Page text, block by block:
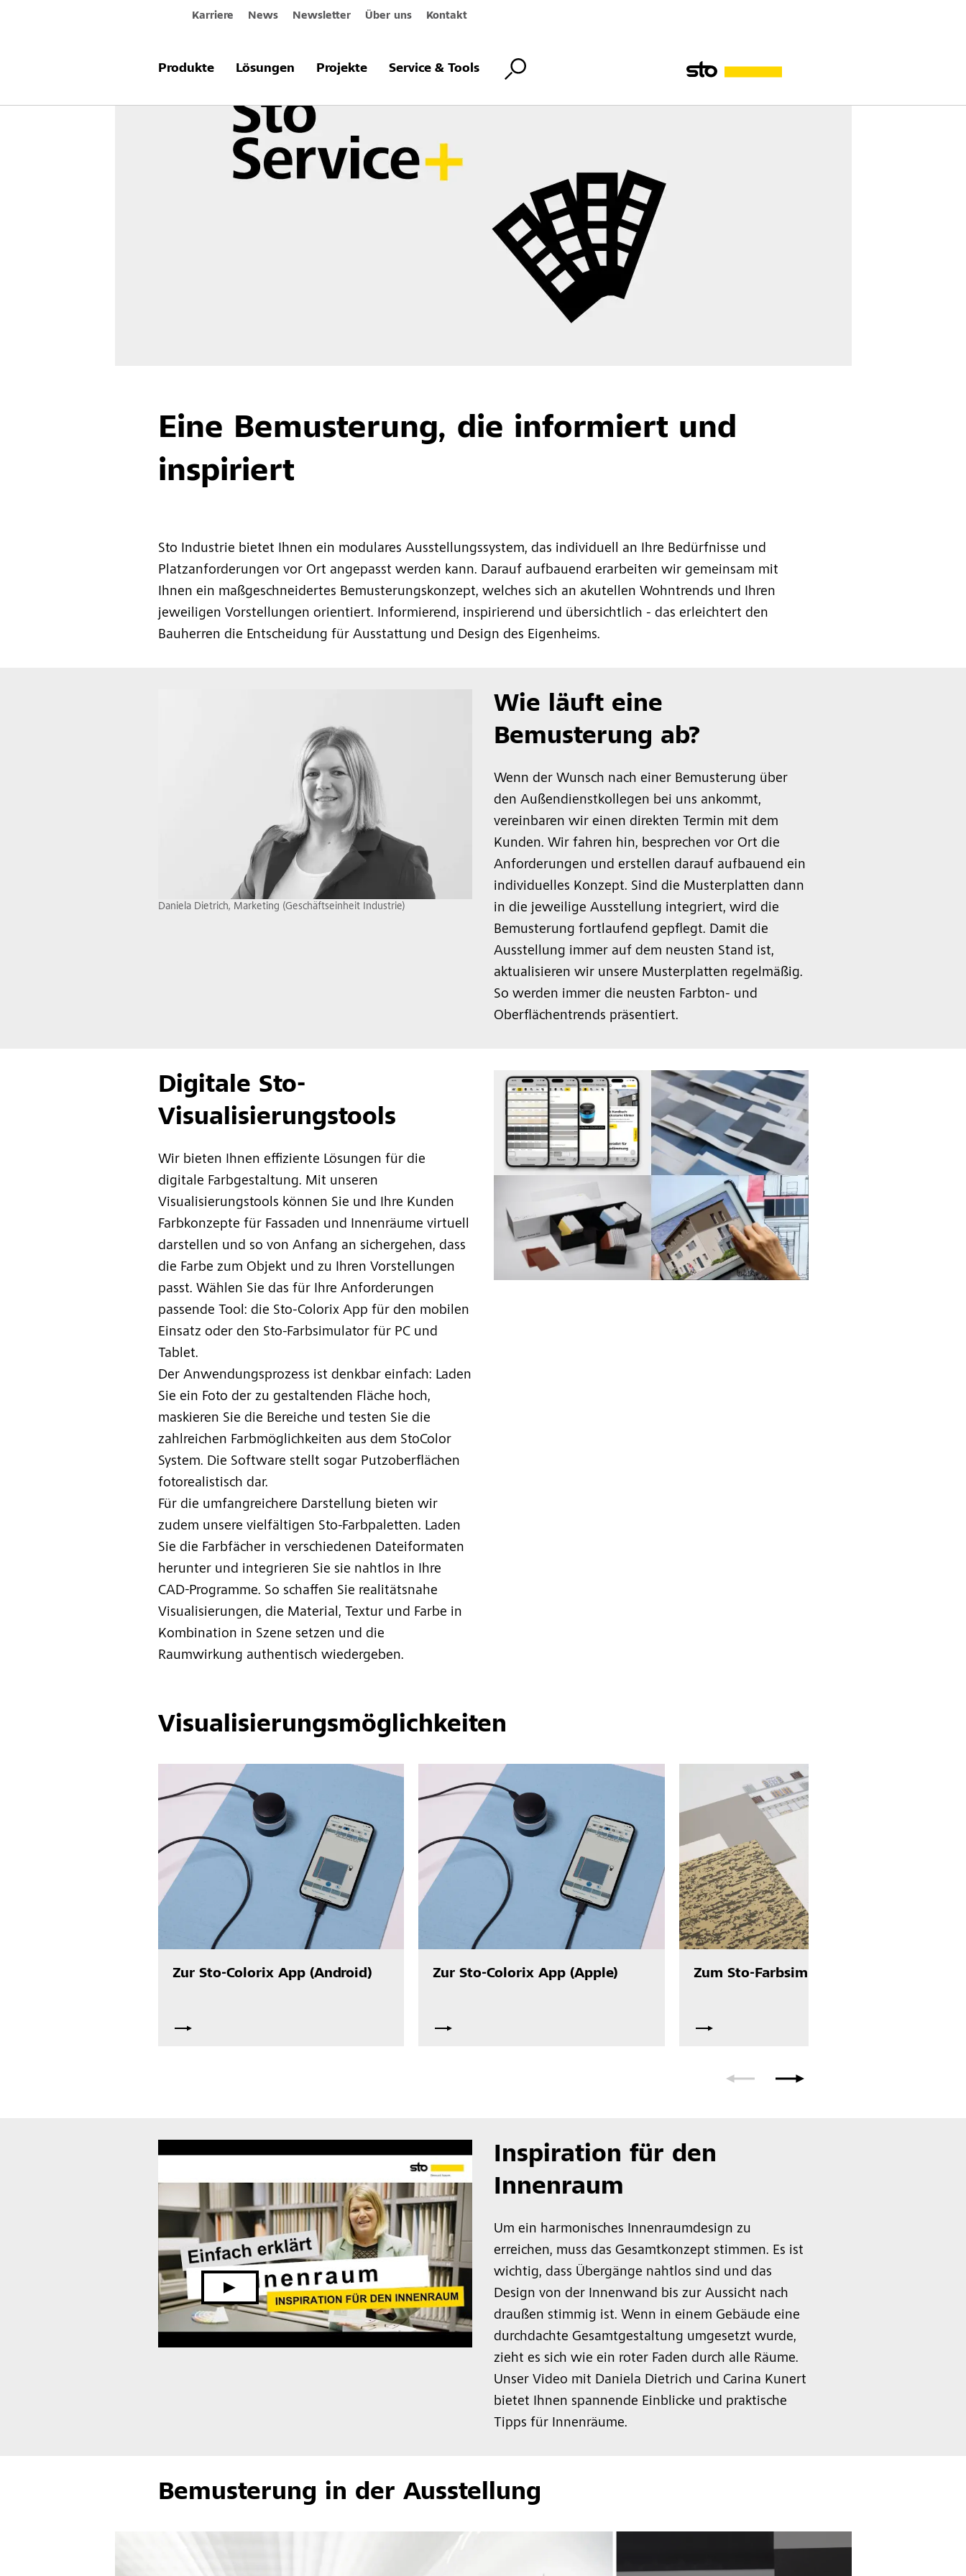
Karriere News Newsletter Über uns Kontakt
Produkte Lösungen Projekte Service & Tools
Eine Bemusterung, die informiert und
inspiriert
Sto Industrie bietet Ihnen ein modulares Ausstellungssystem, das individuell an Ihre Bedürfnisse und
Platzanforderungen vor Ort angepasst werden kann. Darauf aufbauend erarbeiten wir gemeinsam mit
Ihnen ein maßgeschneidertes Bemusterungskonzept, welches sich an akutellen Wohntrends und Ihren
jeweiligen Vorstellungen orientiert. Informierend, inspirierend und übersichtlich - das erleichtert den
Bauherren die Entscheidung für Ausstattung und Design des Eigenheims.
Wie läuft eine
Bemusterung ab?
Wenn der Wunsch nach einer Bemusterung über
den Außendienstkollegen bei uns ankommt,
vereinbaren wir einen direkten Termin mit dem
Kunden. Wir fahren hin, besprechen vor Ort die
Anforderungen und erstellen darauf aufbauend ein
individuelles Konzept. Sind die Musterplatten dann
in die jeweilige Ausstellung integriert, wird die
Bemusterung fortlaufend gepflegt. Damit die
Ausstellung immer auf dem neusten Stand ist,
aktualisieren wir unsere Musterplatten regelmäßig.
So werden immer die neusten Farbton- und
Oberflächentrends präsentiert.
Daniela Dietrich, Marketing (Geschäftseinheit Industrie)
Digitale Sto-
Visualisierungstools
Wir bieten Ihnen effiziente Lösungen für die
digitale Farbgestaltung. Mit unseren
Visualisierungstools können Sie und Ihre Kunden
Farbkonzepte für Fassaden und Innenräume virtuell
darstellen und so von Anfang an sichergehen, dass
die Farbe zum Objekt und zu Ihren Vorstellungen
passt. Wählen Sie das für Ihre Anforderungen
passende Tool: die Sto-Colorix App für den mobilen
Einsatz oder den Sto-Farbsimulator für PC und
Tablet.
Der Anwendungsprozess ist denkbar einfach: Laden
Sie ein Foto der zu gestaltenden Fläche hoch,
maskieren Sie die Bereiche und testen Sie die
zahlreichen Farbmöglichkeiten aus dem StoColor
System. Die Software stellt sogar Putzoberflächen
fotorealistisch dar.
Für die umfangreichere Darstellung bieten wir
zudem unsere vielfältigen Sto-Farbpaletten. Laden
Sie die Farbfächer in verschiedenen Dateiformaten
herunter und integrieren Sie sie nahtlos in Ihre
CAD-Programme. So schaffen Sie realitätsnahe
Visualisierungen, die Material, Textur und Farbe in
Kombination in Szene setzen und die
Raumwirkung authentisch wiedergeben.
Visualisierungsmöglichkeiten
Zur Sto-Colorix App (Android) Zur Sto-Colorix App (Apple) Zum Sto-Farbsimulator
Inspiration für den
Innenraum
Um ein harmonisches Innenraumdesign zu
erreichen, muss das Gesamtkonzept stimmen. Es ist
wichtig, dass Übergänge nahtlos sind und das
Design von der Innenwand bis zur Aussicht nach
draußen stimmig ist. Wenn in einem Gebäude eine
durchdachte Gesamtgestaltung umgesetzt wurde,
zieht es sich wie ein roter Faden durch alle Räume.
Unser Video mit Daniela Dietrich und Carina Kunert
bietet Ihnen spannende Einblicke und praktische
Tipps für Innenräume.
Bemusterung in der Ausstellung